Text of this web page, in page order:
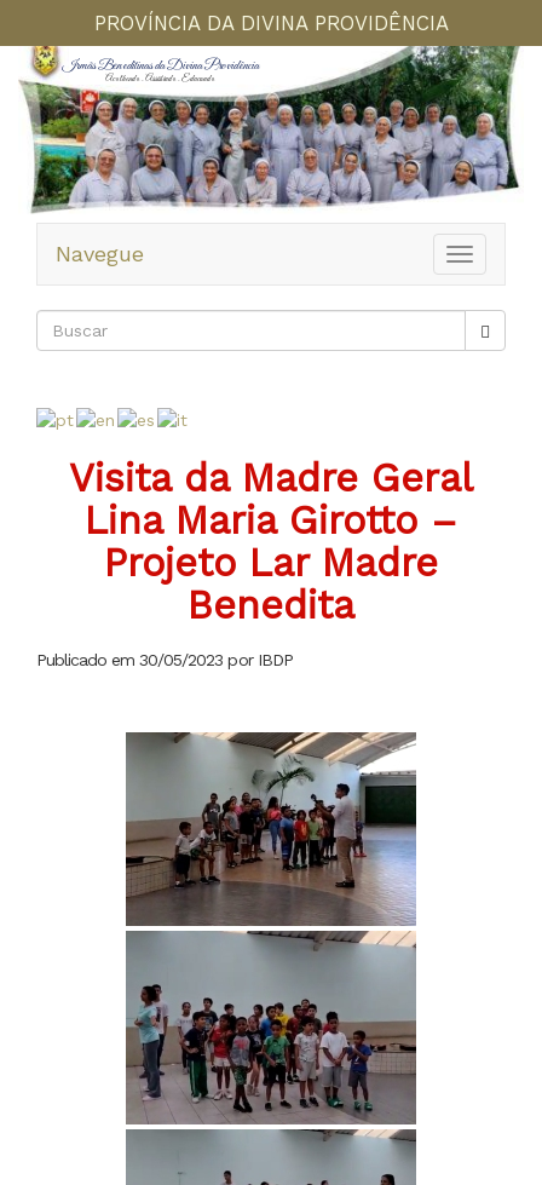
PROVÍNCIA DA DIVINA PROVIDÊNCIA
Irmãs Beneditinas da Divina Providência
Acolhendo . Assistindo . Educando
Toggle
navigation
Navegue
Visita da Madre Geral
Lina Maria Girotto –
Projeto Lar Madre
Benedita
Publicado em 30/05/2023 por IBDP